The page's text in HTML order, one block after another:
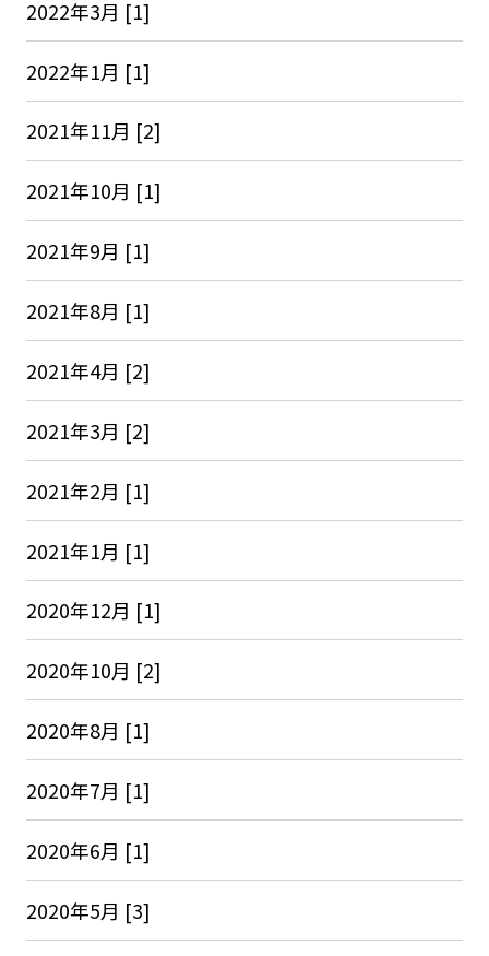
2022年3月 [1]
2022年1月 [1]
2021年11月 [2]
2021年10月 [1]
2021年9月 [1]
2021年8月 [1]
2021年4月 [2]
2021年3月 [2]
2021年2月 [1]
2021年1月 [1]
2020年12月 [1]
2020年10月 [2]
2020年8月 [1]
2020年7月 [1]
2020年6月 [1]
2020年5月 [3]